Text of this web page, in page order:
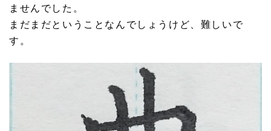
ませんでした。
まだまだということなんでしょうけど、難しいで
す。